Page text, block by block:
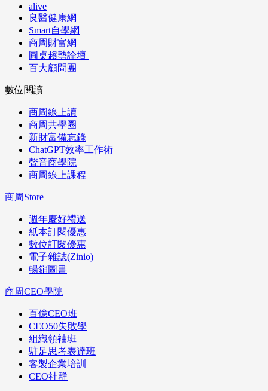
alive
良醫健康網
Smart自學網
商周財富網
圓桌趨勢論壇
百大顧問團
數位閱讀
商周線上讀
商周共學圈
新財富備忘錄
ChatGPT效率工作術
聲音商學院
商周線上課程
商周Store
週年慶好禮送
紙本訂閱優惠
數位訂閱優惠
電子雜誌(Zinio)
暢銷圖書
商周CEO學院
百億CEO班
CEO50失敗學
組織領袖班
駐足思考表達班
客製企業培訓
CEO社群